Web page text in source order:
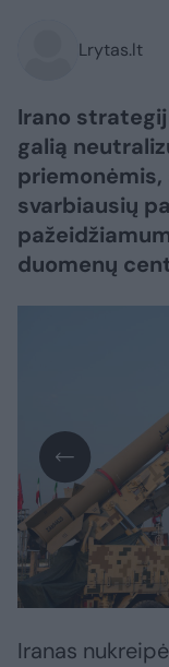
Lrytas.lt
Irano
galią
svarbiausių
duomenų
Iranas